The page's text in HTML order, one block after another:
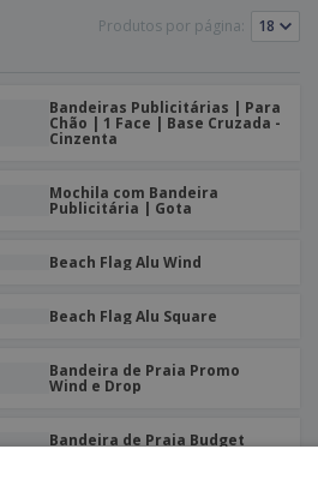
Produtos por página:
Bandeiras Publicitárias | Para
Chão | 1 Face | Base Cruzada -
Cinzenta
Mochila com Bandeira
Publicitária | Gota
Beach Flag Alu Wind
Beach Flag Alu Square
Bandeira de Praia Promo
Wind e Drop
Bandeira de Praia Budget